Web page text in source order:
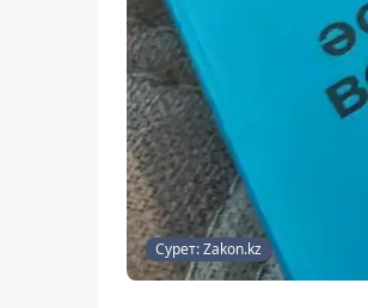
Сурет: Zakon.kz